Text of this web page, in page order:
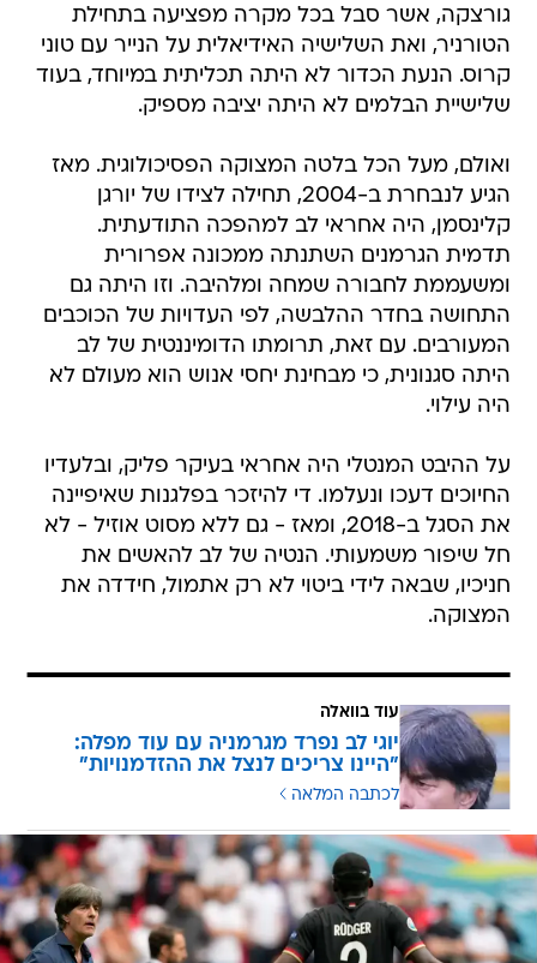
גורצקה, אשר סבל בכל מקרה מפציעה בתחילת
הטורניר, ואת השלישיה האידיאלית על הנייר עם טוני
קרוס. הנעת הכדור לא היתה תכליתית במיוחד, בעוד
שלישיית הבלמים לא היתה יציבה מספיק.
ואולם, מעל הכל בלטה המצוקה הפסיכולוגית. מאז
הגיע לנבחרת ב-2004, תחילה לצידו של יורגן
קלינסמן, היה אחראי לב למהפכה התודעתית.
תדמית הגרמנים השתנתה ממכונה אפרורית
ומשעממת לחבורה שמחה ומלהיבה. וזו היתה גם
התחושה בחדר ההלבשה, לפי העדויות של הכוכבים
המעורבים. עם זאת, תרומתו הדומיננטית של לב
היתה סגנונית, כי מבחינת יחסי אנוש הוא מעולם לא
היה עילוי.
על ההיבט המנטלי היה אחראי בעיקר פליק, ובלעדיו
החיוכים דעכו ונעלמו. די להיזכר בפלגנות שאיפיינה
את הסגל ב-2018, ומאז - גם ללא מסוט אוזיל - לא
חל שיפור משמעותי. הנטיה של לב להאשים את
חניכיו, שבאה לידי ביטוי לא רק אתמול, חידדה את
המצוקה.
עוד בוואלה
יוגי לב נפרד מגרמניה עם עוד מפלה:
"היינו צריכים לנצל את ההזדמנויות"
לכתבה המלאה